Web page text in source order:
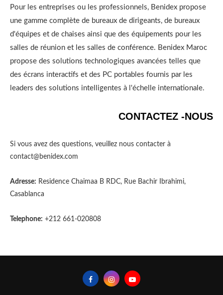
Pour les entreprises ou les professionnels, Benidex propose
une gamme complète de bureaux de dirigeants, de bureaux
d'équipes et de chaises ainsi que des équipements pour les
salles de réunion et les salles de conférence. Benidex Maroc
propose des solutions technologiques avancées telles que
des écrans interactifs et des PC portables fournis par les
leaders des solutions intelligentes à l'échelle internationale.
CONTACTEZ -NOUS
Si vous avez des questions, veuillez nous contacter à
contact@benidex.com
Adresse: Residence Chaimaa B RDC, Rue Bachir Ibrahimi,
Casablanca
Telephone: +212 661-020808